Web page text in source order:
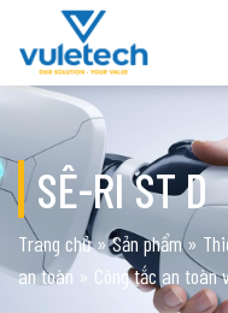
SÊ-RI ST D
Trang chủ»Sản phẩm»
an toàn » Công tắc an toàn